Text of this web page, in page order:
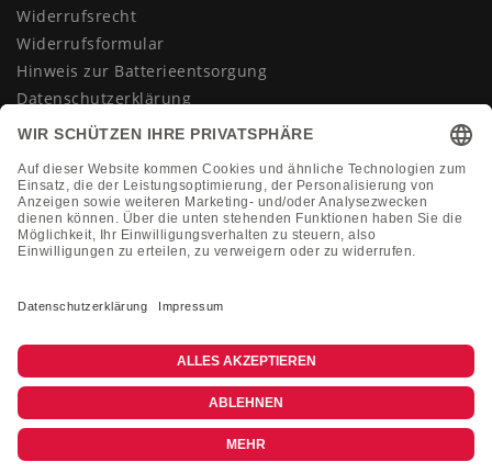
Widerrufsrecht
Widerrufsformular
Hinweis zur Batterieentsorgung
Datenschutzerklärung
AGB
Vertrag widerrufen
KONTAKT
+49 (0)2133 210433
shop@dienadel.de
Kieler Str. 18 - 41540 Dormagen
Kundenmeinungen